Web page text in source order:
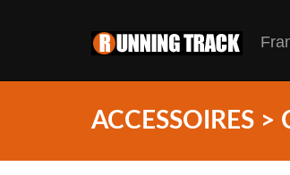
ACCESSOIRES